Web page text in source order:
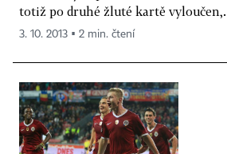
totiž po druhé žluté kartě
3. 10. 2013 ▪ 2 min. čtení